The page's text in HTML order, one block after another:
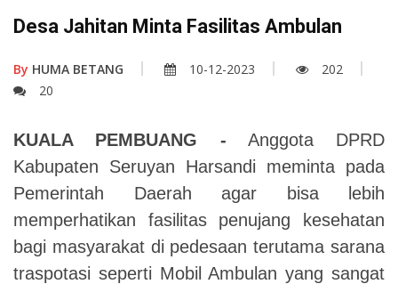
Desa Jahitan Minta Fasilitas Ambulan
By HUMA BETANG 10-12-2023
202
20
KUALA PEMBUANG - Anggota DPRD
Kabupaten Seruyan Harsandi meminta pada
Pemerintah Daerah agar bisa lebih
memperhatikan fasilitas penujang kesehatan
bagi masyarakat di pedesaan terutama sarana
traspotasi seperti Mobil Ambulan yang sangat